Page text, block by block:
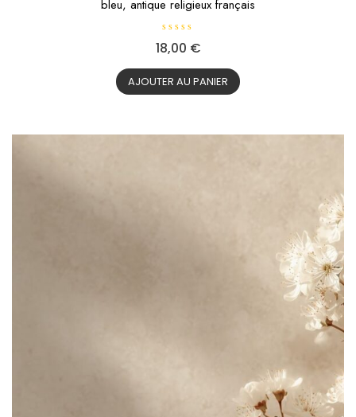
bleu, antique religieux français
N
o
e
0
s
u
18,00 €
AJOUTER AU PANIER